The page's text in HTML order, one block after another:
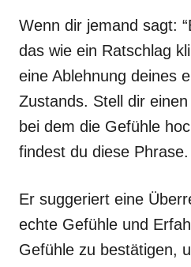
Wenn dir jemand sagt:
das wie ein Ratschlag
eine Ablehnung deines
Zustands. Stell dir
bei dem die Gefühle
findest du diese Phrase.
Er suggeriert eine
echte Gefühle und
Gefühle zu bestätigen,